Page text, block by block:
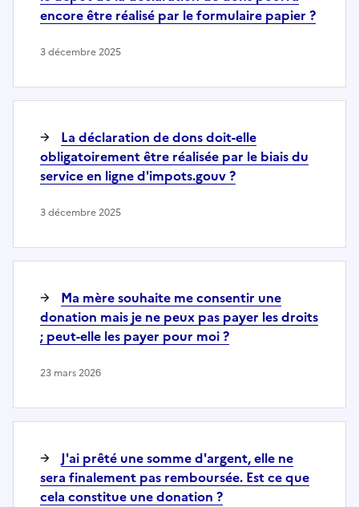
encore être réalisé par le formulaire papier ?
3 décembre 2025
La déclaration de dons doit-elle
obligatoirement être réalisée par le biais du
service en ligne d'impots.gouv ?
3 décembre 2025
Ma mère souhaite me consentir une
donation mais je ne peux pas payer les droits
; peut-elle les payer pour moi ?
23 mars 2026
J'ai prêté une somme d'argent, elle ne
sera finalement pas remboursée. Est ce que
cela constitue une donation ?